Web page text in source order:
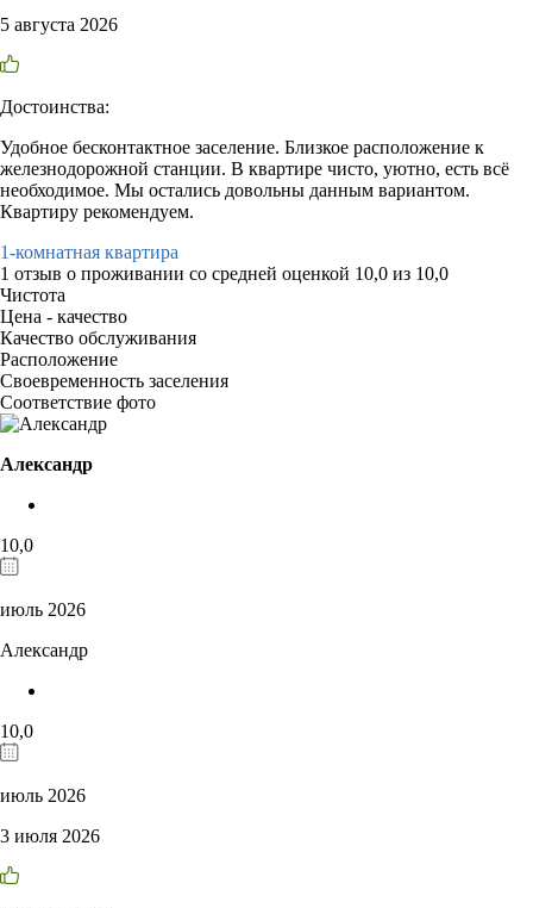
5 августа 2026
Достоинства:
Удобное бесконтактное заселение. Близкое расположение к
железнодорожной станции. В квартире чисто, уютно, есть всё
необходимое. Мы остались довольны данным вариантом.
Квартиру рекомендуем.
1-комнатная квартира
1 отзыв о проживании со средней оценкой 10,0 из 10,0
Чистота
Цена - качество
Качество обслуживания
Расположение
Своевременность заселения
Соответствие фото
Александр
10,0
июль 2026
Александр
10,0
июль 2026
3 июля 2026